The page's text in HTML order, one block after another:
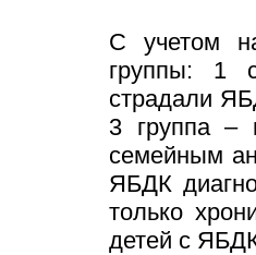
С учетом
группы: 1
страдали
3 группа –
семейным
ЯБДК
только
детей с